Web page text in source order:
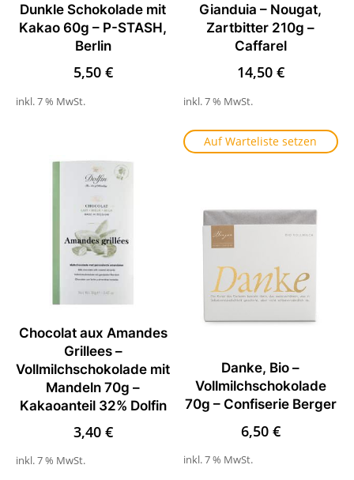
Dunkle Schokolade mit
Kakao 60g – P-STASH,
Berlin
5,50 €
inkl. 7 % MwSt.
Gianduia – Nougat,
Zartbitter 210g –
Caffarel
14,50 €
inkl. 7 % MwSt.
Auf Warteliste setzen
Chocolat aux Amandes
Grillees –
Vollmilchschokolade mit
Mandeln 70g –
Kakaoanteil 32% Dolfin
3,40 €
inkl. 7 % MwSt.
Danke, Bio –
Vollmilchschokolade
70g – Confiserie Berger
6,50 €
inkl. 7 % MwSt.